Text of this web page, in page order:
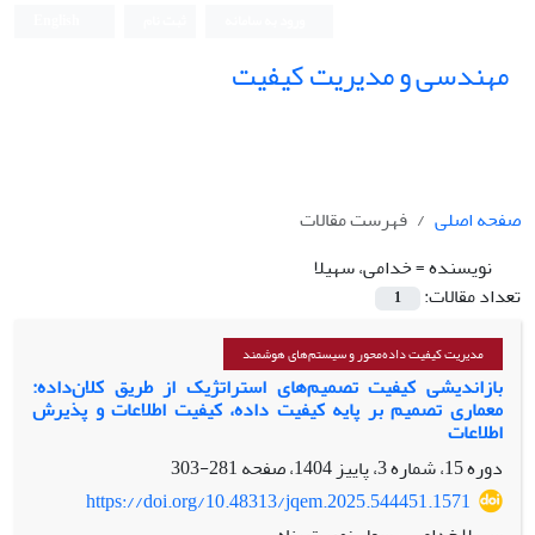
مهندسی و مدیریت کیفیت
صفحه اصلی
فهرست مقالات
نویسنده =خدامی، سهیلا
تعداد مقالات:
1
مدیریت کیفیت داده‌محور و سیستم‌های هوشمند
بازاندیشی کیفیت تصمیم‌های استراتژیک از طریق کلان‌داده:
معماری تصمیم بر پایه کیفیت داده، کیفیت اطلاعات و پذیرش
اطلاعات
دوره 15، شماره 3، پاییز 1404، صفحه
281-303
https://doi.org/10.48313/jqem.2025.544451.1571